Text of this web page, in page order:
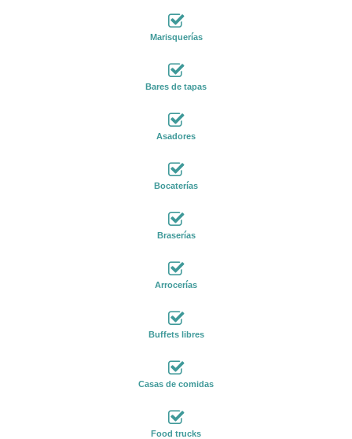
Marisquerías
Bares de tapas
Asadores
Bocaterías
Braserías
Arrocerías
Buffets libres
Casas de comidas
Food trucks